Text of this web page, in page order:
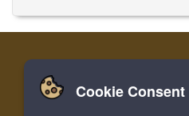
家 ログイン 登録
Cookie Consent